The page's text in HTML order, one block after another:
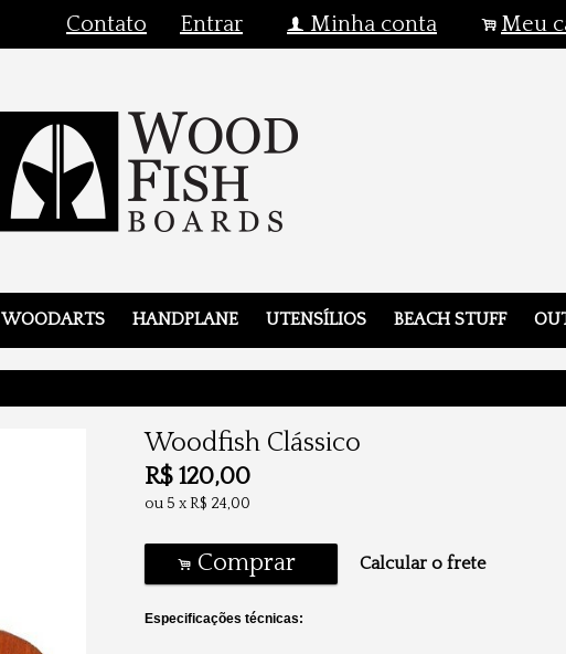
Contato Entrar f Minha conta .Meu
WOODARTS HANDPLANE UTENSÍLIOS BEACH STUFF
Woodfish Clássico
R$ 120,00
ou 5 xR$ 24,00
. Comprar Calcular o frete
Especificações técnicas: